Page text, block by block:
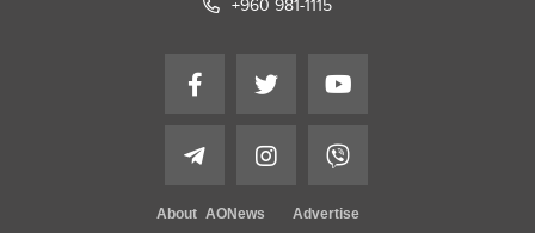
+960 981-1115
About AONews Advertise